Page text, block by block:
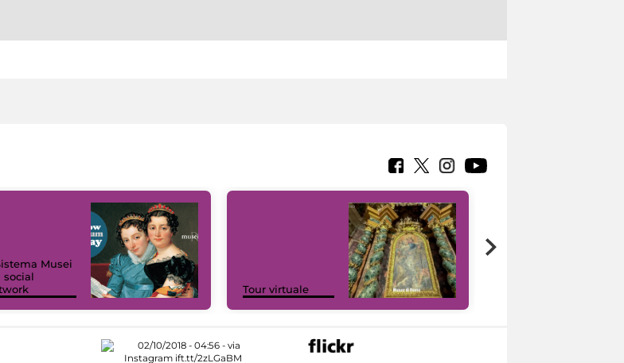
Musei
social
Tour virtuale